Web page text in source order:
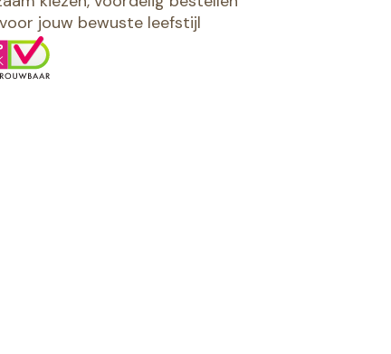
jouw bewuste leefstijl